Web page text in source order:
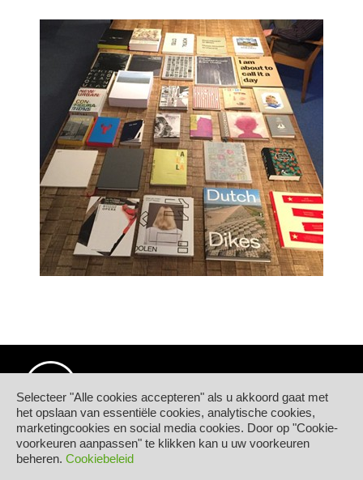
Selecteer "Alle cookies accepteren" als u akkoord gaat met
het opslaan van essentiële cookies, analytische cookies,
marketingcookies en social media cookies. Door op "Cookie-
voorkeuren aanpassen" te klikken kan u uw voorkeuren
beheren. Cookiebeleid
© Hogeschool PXL
Elfde-Liniestraat 24
B-3500 HASSELT